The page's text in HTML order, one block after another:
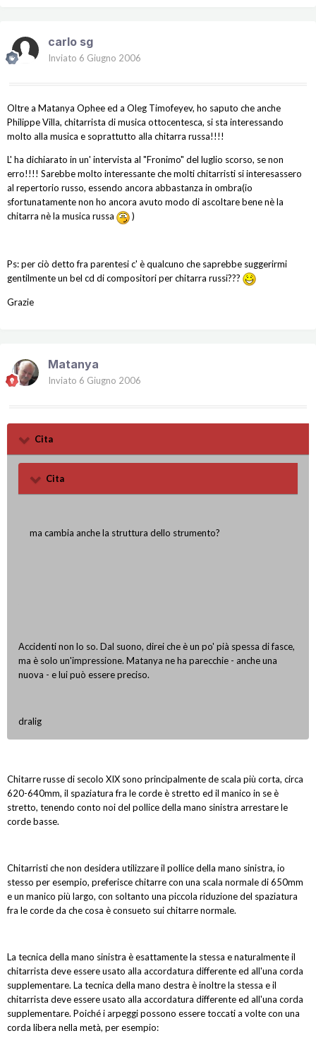
carlo sg
Inviato 6 Giugno 2006
Oltre a Matanya Ophee ed a Oleg Timofeyev, ho saputo che anche
Philippe Villa, chitarrista di musica ottocentesca, si sta interessando
molto alla musica e soprattutto alla chitarra russa!!!!
L' ha dichiarato in un' intervista al "Fronimo" del luglio scorso, se non
erro!!!! Sarebbe molto interessante che molti chitarristi si interesassero
al repertorio russo, essendo ancora abbastanza in ombra(io
sfortunatamente non ho ancora avuto modo di ascoltare bene nè la
chitarra nè la musica russa
)
Ps: per ciò detto fra parentesi c' è qualcuno che saprebbe suggerirmi
gentilmente un bel cd di compositori per chitarra russi???
Grazie
Matanya
Inviato 6 Giugno 2006
Cita
Cita
ma cambia anche la struttura dello strumento?
Accidenti non lo so. Dal suono, direi che è un po' pià spessa di fasce,
ma è solo un'impressione. Matanya ne ha parecchie - anche una
nuova - e lui può essere preciso.
dralig
Chitarre russe di secolo XIX sono principalmente de scala più corta, circa
620-640mm, il spaziatura fra le corde è stretto ed il manico in se è
stretto, tenendo conto noi del pollice della mano sinistra arrestare le
corde basse.
Chitarristi che non desidera utilizzare il pollice della mano sinistra, io
stesso per esempio, preferisce chitarre con una scala normale di 650mm
e un manico più largo, con soltanto una piccola riduzione del spaziatura
fra le corde da che cosa è consueto sui chitarre normale.
La tecnica della mano sinistra è esattamente la stessa e naturalmente il
chitarrista deve essere usato alla accordatura differente ed all'una corda
supplementare. La tecnica della mano destra è inoltre la stessa e il
chitarrista deve essere usato alla accordatura differente ed all'una corda
supplementare. Poiché i arpeggi possono essere toccati a volte con una
corda libera nella metà, per esempio: